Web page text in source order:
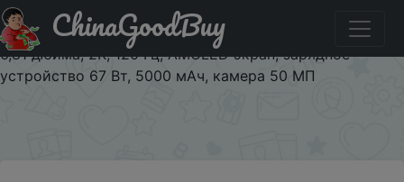
Промокод на знижку $4/$389 Xiaomi Mi 11 Pro с
глобальной прошивкой, 128 Гб/256 ГБ, Snapdragon 888,
6,81 дюйма, 2K, 120 Гц, AMOLED экран, зарядное
устройство 67 Вт, 5000 мАч, камера 50 МП
ChinaGoodBuy